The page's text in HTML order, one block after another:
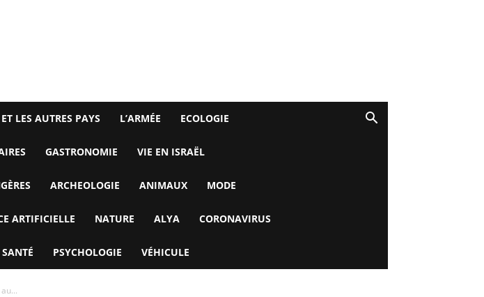
LES AUTRES PAYS L’ARMÉE ECOLOGIE
GASTRONOMIE VIE EN ISRAËL
ARCHEOLOGIE ANIMAUX MODE
ARTIFICIELLE NATURE ALYA CORONAVIRUS
PSYCHOLOGIE VÉHICULE